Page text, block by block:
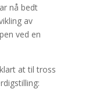
nå bedt
av
ved en
at til tross